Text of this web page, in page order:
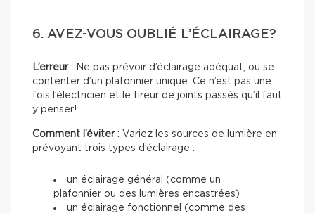
6. AVEZ-VOUS OUBLIÉ L’ÉCLAIRAGE?
L’erreur: Ne pas prévoir d’éclairage adéquat, ou se
contenter d’un plafonnier unique. Ce n’est pas une
fois l’électricien et le tireur de joints passés qu’il faut
y penser!
Comment l’éviter: Variez les sources de lumière en
prévoyant trois types d’éclairage :
un éclairage général (comme un
plafonnier ou des lumières encastrées)
un éclairage fonctionnel (comme des